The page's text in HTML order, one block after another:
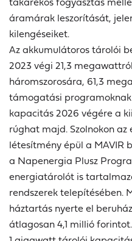
áramárak leszorítását,
kilengéseiket.
Az akkumulátoros tárolói
2023 végi 21,3
háromszorosára, 61,3
támogatási
kapacitás 2026 végére a
rúghat majd. Szolnokon
létesítmény épül a MAVIR
a Napenergia Plusz
energiatárolót is
rendszerek telepítésében.
háztartás nyerte el
átlagosan 4,1 millió